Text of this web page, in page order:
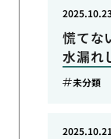
慌てな
水漏れ
未分類
2025.10.21